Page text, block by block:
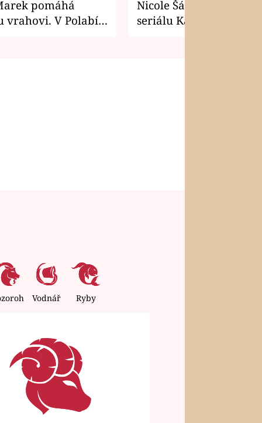
pomáhá
vrahovi. V Polabí
Nicole Šáchová získala
seriálu Kamarádi
Vodnář Ryby